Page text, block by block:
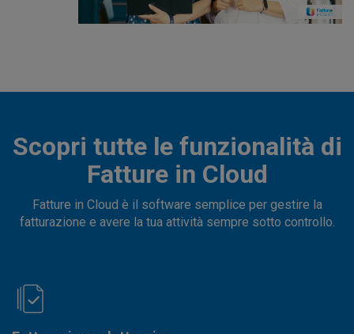
Scopri tutte le funzionalità di
Fatture in Cloud
Fatture in Cloud è il software semplice per gestire la
fatturazione e avere la tua attività sempre sotto controllo.